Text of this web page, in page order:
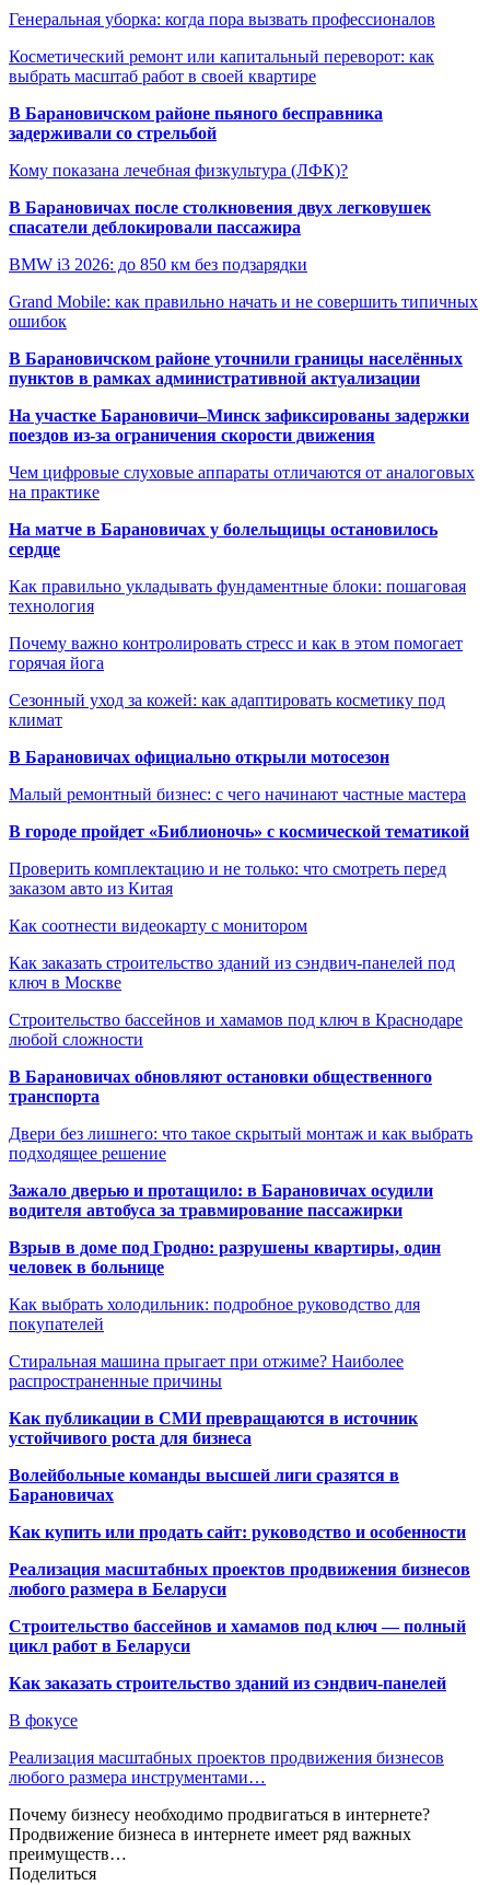
Генеральная уборка: когда пора вызвать профессионалов
Косметический ремонт или капитальный переворот: как
выбрать масштаб работ в своей квартире
В Барановичском районе пьяного бесправника
задерживали со стрельбой
Кому показана лечебная физкультура (ЛФК)?
В Барановичах после столкновения двух легковушек
спасатели деблокировали пассажира
BMW i3 2026: до 850 км без подзарядки
Grand Mobile: как правильно начать и не совершить типичных
ошибок
В Барановичском районе уточнили границы населённых
пунктов в рамках административной актуализации
На участке Барановичи–Минск зафиксированы задержки
поездов из-за ограничения скорости движения
Чем цифровые слуховые аппараты отличаются от аналоговых
на практике
На матче в Барановичах у болельщицы остановилось
сердце
Как правильно укладывать фундаментные блоки: пошаговая
технология
Почему важно контролировать стресс и как в этом помогает
горячая йога
Сезонный уход за кожей: как адаптировать косметику под
климат
В Барановичах официально открыли мотосезон
Малый ремонтный бизнес: с чего начинают частные мастера
В городе пройдет «Библионочь» с космической тематикой
Проверить комплектацию и не только: что смотреть перед
заказом авто из Китая
Как соотнести видеокарту с монитором
Как заказать строительство зданий из сэндвич-панелей под
ключ в Москве
Строительство бассейнов и хамамов под ключ в Краснодаре
любой сложности
В Барановичах обновляют остановки общественного
транспорта
Двери без лишнего: что такое скрытый монтаж и как выбрать
подходящее решение
Зажало дверью и протащило: в Барановичах осудили
водителя автобуса за травмирование пассажирки
Взрыв в доме под Гродно: разрушены квартиры, один
человек в больнице
Как выбрать холодильник: подробное руководство для
покупателей
Стиральная машина прыгает при отжиме? Наиболее
распространенные причины
Как публикации в СМИ превращаются в источник
устойчивого роста для бизнеса
Волейбольные команды высшей лиги сразятся в
Барановичах
Как купить или продать сайт: руководство и особенности
Реализация масштабных проектов продвижения бизнесов
любого размера в Беларуси
Строительство бассейнов и хамамов под ключ — полный
цикл работ в Беларуси
Как заказать строительство зданий из сэндвич-панелей
В фокусе
Реализация масштабных проектов продвижения бизнесов
любого размера инструментами…
Почему бизнесу необходимо продвигаться в интернете?
Продвижение бизнеса в интернете имеет ряд важных
преимуществ…
Поделиться